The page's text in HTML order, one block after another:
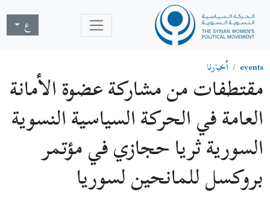
ع
events أخبارنا
مقتطفات من مشاركة عضوة الأمانة
العامة في الحركة السياسية النسوية
السورية ثريا حجازي في مؤتمر
بروكسل للمانحين لسوريا